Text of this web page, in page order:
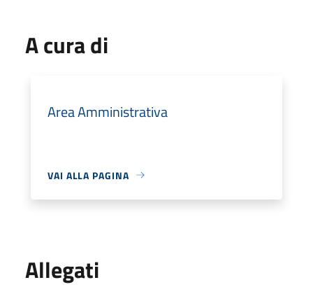
A cura di
Area Amministrativa
VAI ALLA PAGINA
Allegati